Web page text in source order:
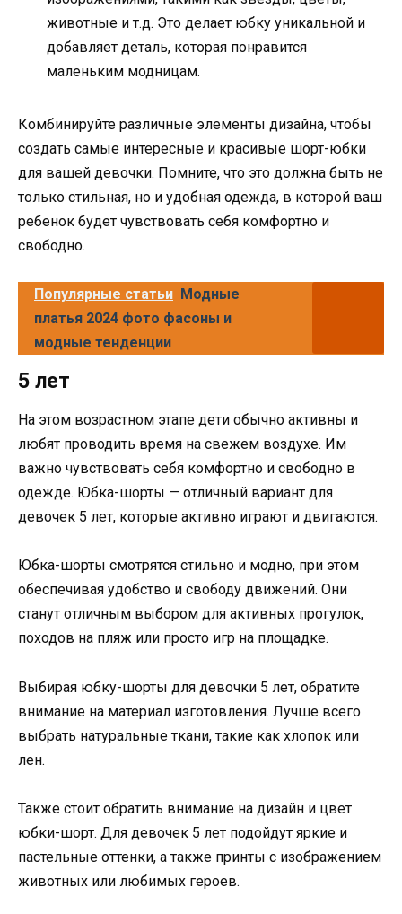
животные и т.д. Это делает юбку уникальной и
добавляет деталь, которая понравится
маленьким модницам.
Комбинируйте различные элементы дизайна, чтобы
создать самые интересные и красивые шорт-юбки
для вашей девочки. Помните, что это должна быть не
только стильная, но и удобная одежда, в которой ваш
ребенок будет чувствовать себя комфортно и
свободно.
Популярные статьи Модные
платья 2024 фото фасоны и
модные тенденции
5 лет
На этом возрастном этапе дети обычно активны и
любят проводить время на свежем воздухе. Им
важно чувствовать себя комфортно и свободно в
одежде. Юбка-шорты — отличный вариант для
девочек 5 лет, которые активно играют и двигаются.
Юбка-шорты смотрятся стильно и модно, при этом
обеспечивая удобство и свободу движений. Они
станут отличным выбором для активных прогулок,
походов на пляж или просто игр на площадке.
Выбирая юбку-шорты для девочки 5 лет, обратите
внимание на материал изготовления. Лучше всего
выбрать натуральные ткани, такие как хлопок или
лен.
Также стоит обратить внимание на дизайн и цвет
юбки-шорт. Для девочек 5 лет подойдут яркие и
пастельные оттенки, а также принты с изображением
животных или любимых героев.